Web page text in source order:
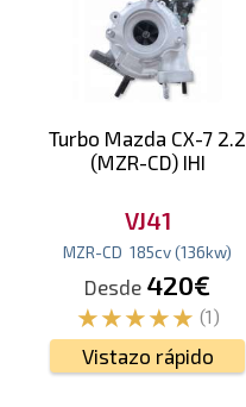
Turbo Mazda CX-7 2.2
(MZR-CD) IHI
VJ41
MZR-CD 185cv(136kw)
Desde 420€
(1)
Vistazo rápido